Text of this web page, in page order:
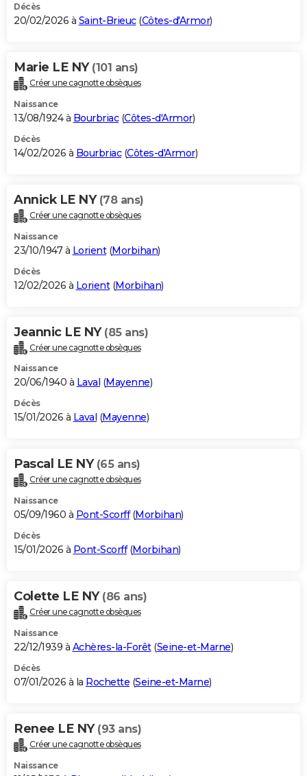
Décès
20/02/2026 à Saint-Brieuc(Côtes-d'Armor)
Marie LE NY (101 ans)
Créer une cagnotte obsèques
Naissance
13/08/1924 à Bourbriac(Côtes-d'Armor)
Décès
14/02/2026 à Bourbriac(Côtes-d'Armor)
Annick LE NY (78 ans)
Créer une cagnotte obsèques
Naissance
23/10/1947 à Lorient(Morbihan)
Décès
12/02/2026 à Lorient(Morbihan)
Jeannic LE NY (85 ans)
Créer une cagnotte obsèques
Naissance
20/06/1940 à Laval (Mayenne)
Décès
15/01/2026 à Laval (Mayenne)
Pascal LE NY (65 ans)
Créer une cagnotte obsèques
Naissance
05/09/1960 à Pont-Scorff(Morbihan)
Décès
15/01/2026 à Pont-Scorff(Morbihan)
Colette LE NY (86 ans)
Créer une cagnotte obsèques
Naissance
22/12/1939 à Achères-la-Forêt(Seine-et-Marne)
Décès
07/01/2026 à la Rochette (Seine-et-Marne)
Renee LE NY (93 ans)
Créer une cagnotte obsèques
Naissance